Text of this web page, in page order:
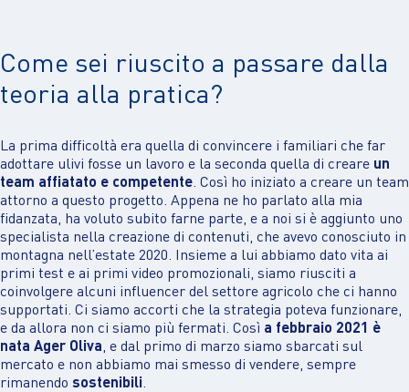
Come sei riuscito a passare dalla
teoria alla pratica?
La prima difficoltà era quella di convincere i familiari che far
adottare ulivi fosse un lavoro e la seconda quella di creare un
team affiatato e competente . Così ho iniziato a creare un team
attorno a questo progetto. Appena ne ho parlato alla mia
fidanzata, ha voluto subito farne parte, e a noi si è aggiunto uno
specialista nella creazione di contenuti, che avevo conosciuto in
montagna nell’estate 2020. Insieme a lui abbiamo dato vita ai
primi test e ai primi video promozionali, siamo riusciti a
coinvolgere alcuni influencer del settore agricolo che ci hanno
supportati. Ci siamo accorti che la strategia poteva funzionare,
e da allora non ci siamo più fermati. Così a febbraio 2021 è
nata Ager Oliva , e dal primo di marzo siamo sbarcati sul
mercato e non abbiamo mai smesso di vendere, sempre
rimanendo sostenibili